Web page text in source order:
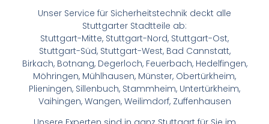
Unser Service für Sicherheitstechnik deckt alle
Stuttgarter Stadtteile ab:
Stuttgart-Mitte, Stuttgart-Nord, Stuttgart-Ost,
Stuttgart-Süd, Stuttgart-West, Bad Cannstatt,
Birkach, Botnang, Degerloch, Feuerbach, Hedelfingen,
Möhringen, Mühlhausen, Münster, Obertürkheim,
Plieningen, Sillenbuch, Stammheim, Untertürkheim,
Vaihingen, Wangen, Weilimdorf, Zuffenhausen